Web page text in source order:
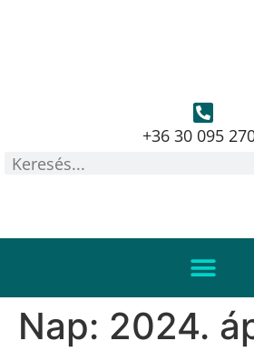
+36 30 095
Nap: 2024.